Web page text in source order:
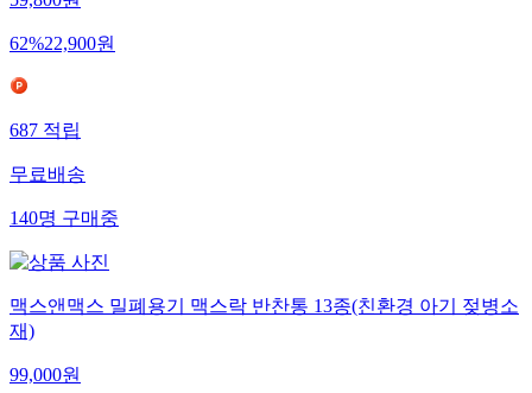
62%22,900원
687 적립
무료배송
140명 구매중
맥스앤맥스 밀폐용기 맥스락 반찬통 13종(친환경 아기 젖병소
재)
99,000원